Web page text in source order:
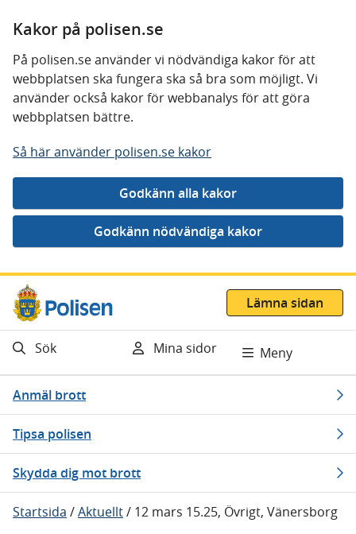
Kakor på polisen.se
På polisen.se använder vi nödvändiga kakor för att
webbplatsen ska fungera ska så bra som möjligt. Vi
använder också kakor för webbanalys för att göra
webbplatsen bättre.
Så här använder polisen.se kakor
Gå direkt till innehåll
Lämna sidan
Sök Mina sidor Meny
Anmäl brott
Tipsa polisen
Skydda dig mot brott
Startsida /Aktuellt/ 12 mars 15.25, Övrigt, Vänersborg